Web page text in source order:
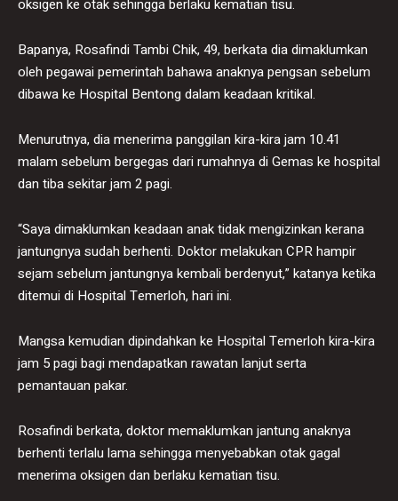
oksigen ke otak sehingga berlaku kematian tisu.
Bapanya, Rosafindi Tambi Chik, 49, berkata dia dimaklumkan
oleh pegawai pemerintah bahawa anaknya pengsan sebelum
dibawa ke Hospital Bentong dalam keadaan kritikal.
Menurutnya, dia menerima panggilan kira-kira jam 10.41
malam sebelum bergegas dari rumahnya di Gemas ke hospital
dan tiba sekitar jam 2 pagi.
“Saya dimaklumkan keadaan anak tidak mengizinkan kerana
jantungnya sudah berhenti. Doktor melakukan CPR hampir
sejam sebelum jantungnya kembali berdenyut,” katanya ketika
ditemui di Hospital Temerloh, hari ini.
Mangsa kemudian dipindahkan ke Hospital Temerloh kira-kira
jam 5 pagi bagi mendapatkan rawatan lanjut serta
pemantauan pakar.
Rosafindi berkata, doktor memaklumkan jantung anaknya
berhenti terlalu lama sehingga menyebabkan otak gagal
menerima oksigen dan berlaku kematian tisu.